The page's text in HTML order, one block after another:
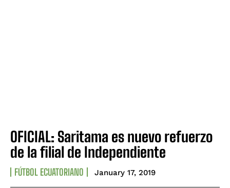
OFICIAL: Saritama es nuevo refuerzo
de la filial de Independiente
FÚTBOL ECUATORIANO January 17, 2019